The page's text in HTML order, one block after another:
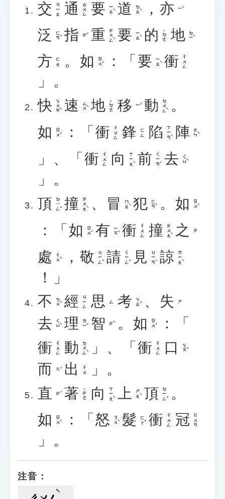
交 ㄐㄧㄠ 通 ㄊㄨㄥ 要 ㄧㄠˋ 道 ㄉㄠˋ ， 亦 ㄧˋ
泛 ㄈㄢˋ 指 ㄓˇ 重 ㄓㄨㄥˋ 要 ㄧㄠˋ 的 ˙ㄉㄜ 地 ㄉㄧˋ
方 ㄈㄤ 。 如 ㄖㄨˊ ：「 要 ㄧㄠˋ 衝 ㄔㄨㄥ
」。
快 ㄎㄨㄞˋ 速 ㄙㄨˋ 地 ˙ㄉㄜ 移 ㄧˊ 動 ㄉㄨㄥˋ 。
如 ㄖㄨˊ ：「 衝 ㄔㄨㄥ 鋒 ㄈㄥ 陷 ㄒㄧㄢˋ 陣 ㄓㄣˋ
」、「 衝 ㄔㄨㄥ 向 ㄒㄧㄤˋ 前 ㄑㄧㄢˊ 去 ㄑㄩˋ
」。
頂 ㄉ一ㄥˇ 撞 ㄓㄨㄤˋ 、 冒 ㄇㄠˋ 犯 ㄈㄢˋ 。 如 ㄖㄨˊ
：「 如 ㄖㄨˊ 有 ㄧㄡˇ 衝 ㄔㄨㄥ 撞 ㄓㄨㄤˋ 之 ㄓ
處 ㄔㄨˋ ， 敬 ㄐㄧㄥˋ 請 ㄑㄧㄥˇ 見 ㄐㄧㄢˋ 諒 ㄌㄧㄤˋ
！」
不 ㄅㄨˋ 經 ㄐㄧㄥ 思 ㄙ 考 ㄎㄠˇ 、 失 ㄕ
去 ㄑㄩˋ 理 ㄌㄧˇ 智 ㄓˋ 。 如 ㄖㄨˊ
：「
衝 ㄔㄨㄥ 動 ㄉㄨㄥˋ 」、「 衝 ㄔㄨㄥ 口 ㄎㄡˇ
而 ㄦˊ 出 ㄔㄨ
」。
直
ㄓˊ 著 ˙ㄓㄜ 向 ㄒㄧㄤˋ 上 ㄕㄤˋ 頂 ㄉㄧㄥˇ 。
如 ㄖㄨˊ ：「 怒 ㄋㄨˋ 髮 ㄈㄚˇ 衝 ㄔㄨㄥ 冠 ㄍㄨㄢ
」。
注音：